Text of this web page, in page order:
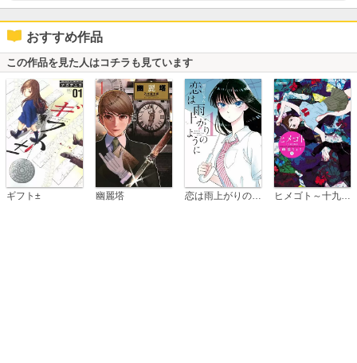
おすすめ作品
この作品を見た人はコチラも見ています
ギフト± 幽麗塔